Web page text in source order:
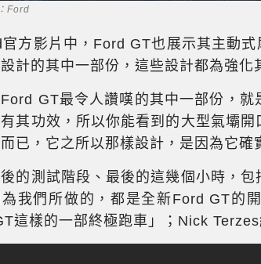
Ford
方影片中，Ford GT也展示其主動
計的其中一部份，這些設計都為強化
Ford GT最令人讚嘆的其中一部份，
其功效，所以你能看到的大型氣壩
已，它之所以那樣設計，是因為它確
後的測試階段、最後的這幾個小時，
為我們所做的，都是全新Ford GT的
這樣的一部終極跑車」；Nick Terzes